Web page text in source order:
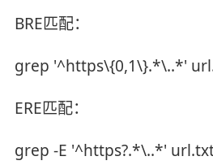
BRE匹配：
grep '^https\{0,1\}.*\..*'
ERE匹配：
grep -E '^https?.*\..*'